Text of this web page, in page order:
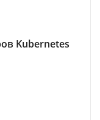
Kubernetes